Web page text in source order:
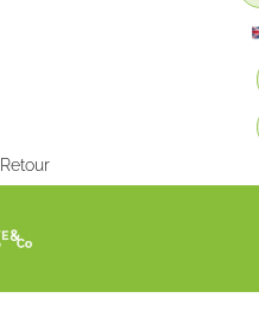
Retour
L’asperge des sables